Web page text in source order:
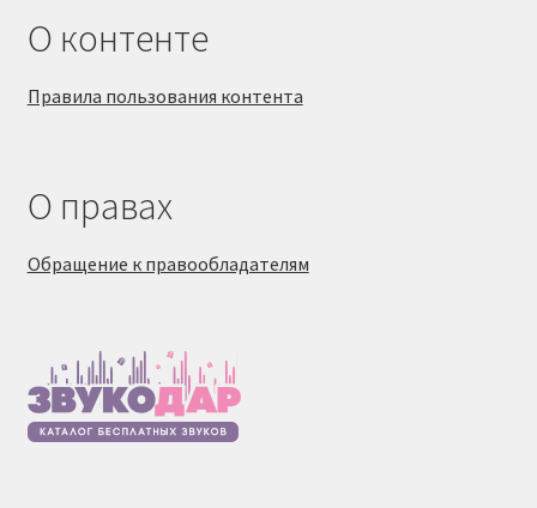
О контенте
Правила пользования контента
О правах
Обращение к правообладателям